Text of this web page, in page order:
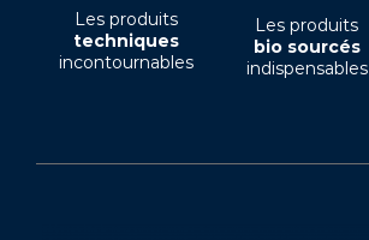
Les produits
techniques
incontournables
Les produits
bio sourcés
indispensables